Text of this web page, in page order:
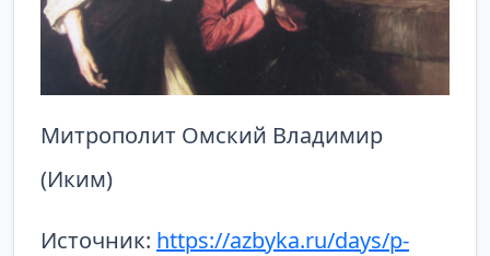
Митрополит Омский Владимир
(Иким)
Источник: https://azbyka.ru/days/p-